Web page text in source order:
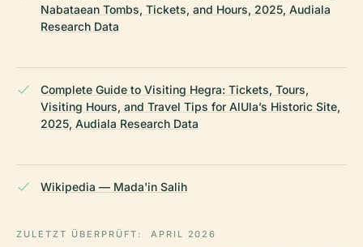
Nabataean Tombs, Tickets, and Hours, 2025, Audiala
Research Data
Complete Guide to Visiting Hegra: Tickets, Tours,
Visiting Hours, and Travel Tips for AlUla’s Historic Site,
2025, Audiala Research Data
Wikipedia — Mada'in Salih
ZULETZT ÜBERPRÜFT: APRIL 2026